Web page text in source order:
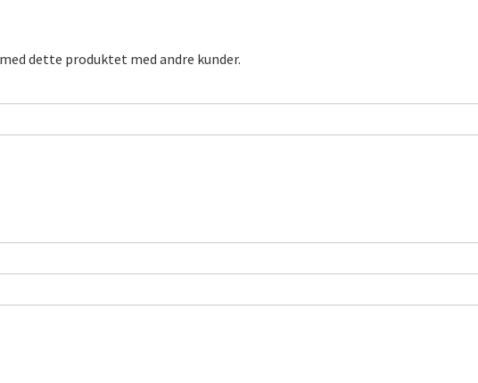
dette produktet med andre kunder.